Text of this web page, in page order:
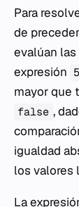
Para
de
evalúan
expresión
mayor que
false ,
igualdad
los valores
La